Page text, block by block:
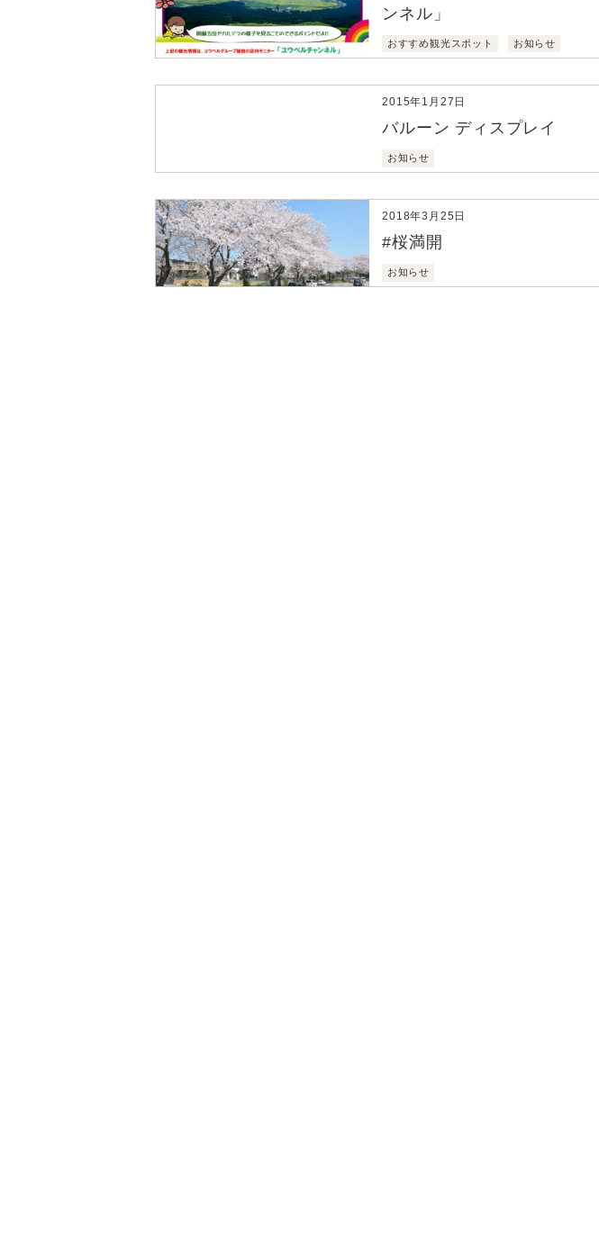
ンネル」
おすすめ観光スポット お知らせ
2015年1月27日
バルーン ディスプレイ
お知らせ
2018年3月25日
#桜満開
お知らせ